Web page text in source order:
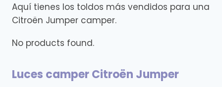
Aquí tienes los toldos más vendidos para una
Citroën Jumper camper.
No products found.
Luces camper Citroën Jumper